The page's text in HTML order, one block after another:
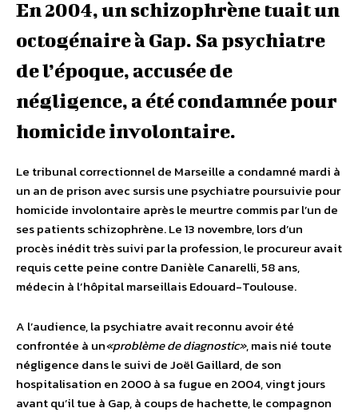
En 2004, un schizophrène tuait un
octogénaire à Gap. Sa psychiatre
de l’époque, accusée de
négligence, a été condamnée pour
homicide involontaire.
Le tribunal correctionnel de Marseille a condamné mardi à
un an de prison avec sursis une psychiatre poursuivie pour
homicide involontaire après le meurtre commis par l’un de
ses patients schizophrène. Le 13 novembre, lors d’un
procès inédit très suivi par la profession, le procureur avait
requis cette peine contre Danièle Canarelli, 58 ans,
médecin à l’hôpital marseillais Edouard-Toulouse.
A l’audience, la psychiatre avait reconnu avoir été
confrontée à un«problème de diagnostic», mais nié toute
négligence dans le suivi de Joël Gaillard, de son
hospitalisation en 2000 à sa fugue en 2004, vingt jours
avant qu’il tue à Gap, à coups de hachette, le compagnon